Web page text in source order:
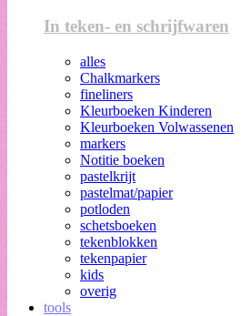
In teken- en schrijfwaren
alles
Chalkmarkers
fineliners
Kleurboeken Kinderen
Kleurboeken Volwassenen
markers
Notitie boeken
pastelkrijt
pastelmat/papier
potloden
schetsboeken
tekenblokken
tekenpapier
kids
overig
tools